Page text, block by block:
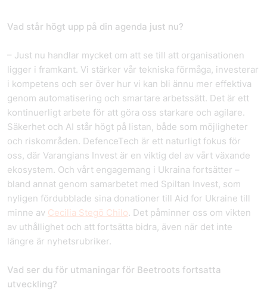
Vad står högt upp på din agenda just nu?
– Just nu handlar mycket om att se till att organisationen
ligger i framkant. Vi stärker vår tekniska förmåga, investerar
i kompetens och ser över hur vi kan bli ännu mer effektiva
genom automatisering och smartare arbetssätt. Det är ett
kontinuerligt arbete för att göra oss starkare och agilare.
Säkerhet och AI står högt på listan, både som möjligheter
och riskområden. DefenceTech är ett naturligt fokus för
oss, där Varangians Invest är en viktig del av vårt växande
ekosystem. Och vårt engagemang i Ukraina fortsätter –
bland annat genom samarbetet med Spiltan Invest, som
nyligen fördubblade sina donationer till Aid for Ukraine till
minne av Cecilia Stegö Chilo. Det påminner oss om vikten
av uthållighet och att fortsätta bidra, även när det inte
längre är nyhetsrubriker.
Vad ser du för utmaningar för Beetroots fortsatta
utveckling?